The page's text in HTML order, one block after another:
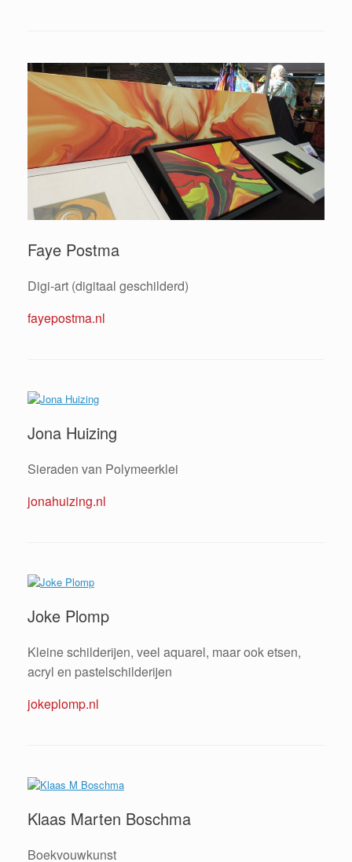
Faye Postma
Digi-art (digitaal geschilderd)
fayepostma.nl
Jona Huizing
Sieraden van Polymeerklei
jonahuizing.nl
Joke Plomp
Kleine schilderijen, veel aquarel, maar ook etsen,
acryl en pastelschilderijen
jokeplomp.nl
Klaas Marten Boschma
Boekvouwkunst